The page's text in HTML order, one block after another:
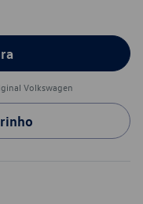
Volkswagen